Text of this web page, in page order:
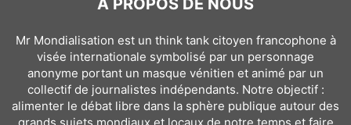
Mr Mondialisation est un think tank citoyen francophone à
visée internationale symbolisé par un personnage
anonyme portant un masque vénitien et animé par un
collectif de journalistes indépendants. Notre objectif :
alimenter le débat libre dans la sphère publique autour des